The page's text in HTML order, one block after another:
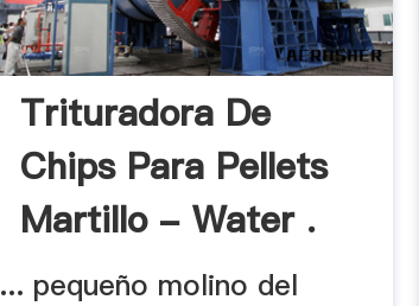
Trituradora De
Chips Para Pellets
Martillo - Water .
... pequeño molino del